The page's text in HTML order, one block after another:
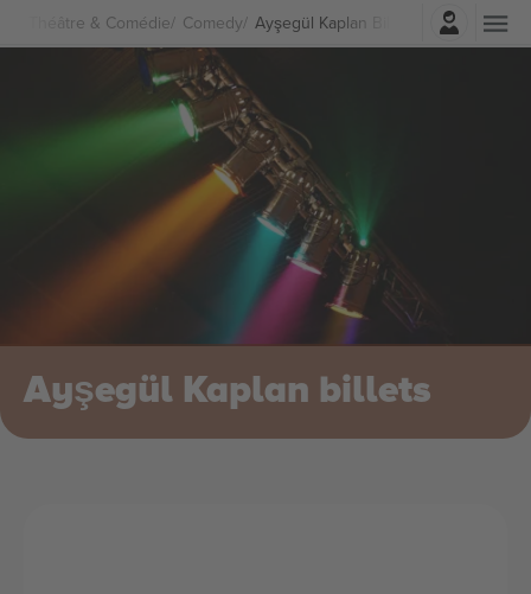
Théâtre & Comédie Comedy Ayşegül Kaplan Billets
Connexion
Ayşegül Kaplan billets